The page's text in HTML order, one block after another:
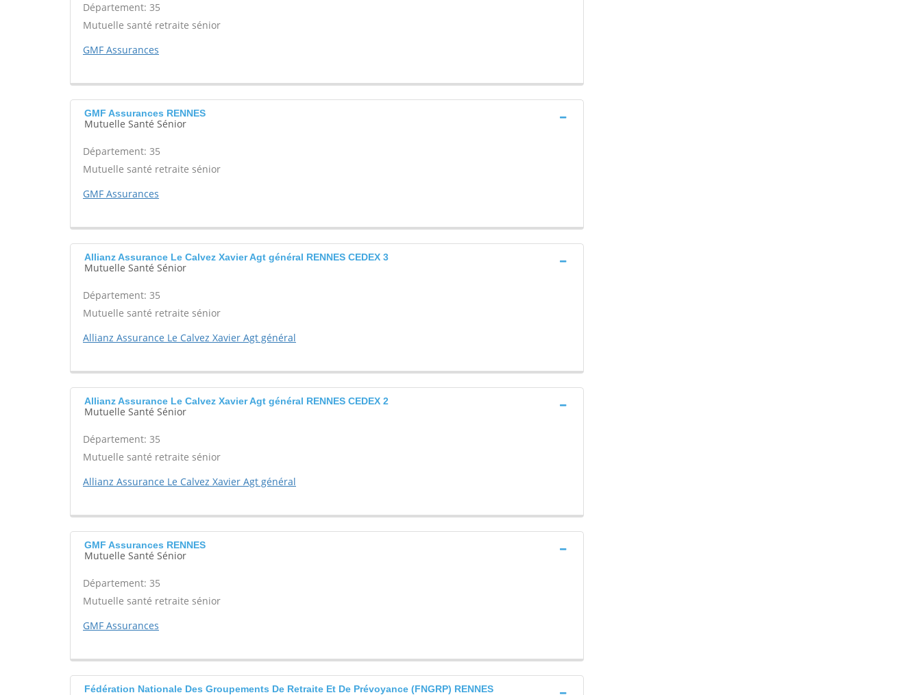
Département: 35
Mutuelle santé retraite sénior
GMF Assurances
GMF Assurances RENNES
Mutuelle Santé Sénior
Département: 35
Mutuelle santé retraite sénior
GMF Assurances
Allianz Assurance Le Calvez Xavier Agt général RENNES CEDEX 3
Mutuelle Santé Sénior
Département: 35
Mutuelle santé retraite sénior
Allianz Assurance Le Calvez Xavier Agt général
Allianz Assurance Le Calvez Xavier Agt général RENNES CEDEX 2
Mutuelle Santé Sénior
Département: 35
Mutuelle santé retraite sénior
Allianz Assurance Le Calvez Xavier Agt général
GMF Assurances RENNES
Mutuelle Santé Sénior
Département: 35
Mutuelle santé retraite sénior
GMF Assurances
Fédération Nationale Des Groupements De Retraite Et De Prévoyance (FNGRP) RENNES